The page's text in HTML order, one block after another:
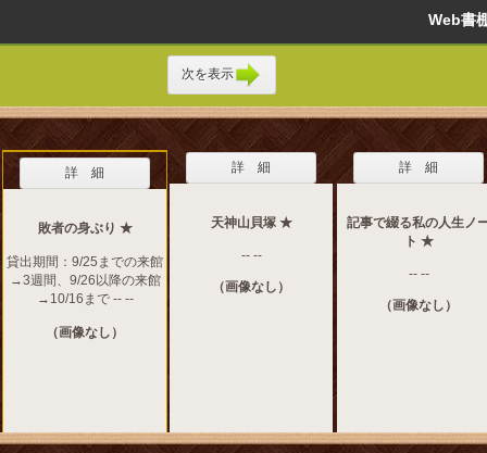
Web
次を表示
詳 細
敗者の身ぶり ★
貸出期間：9/25までの来館
→3週間、9/26以降の来館
→10/16まで -- --
（画像なし）
詳 細
天神山貝塚 ★
-- --
（画像なし）
詳 細
記事で綴る私の人生ノ
ト ★
-- --
（画像なし）